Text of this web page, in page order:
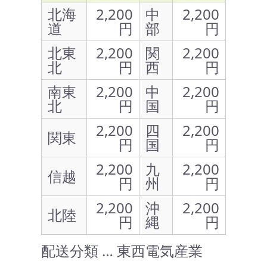
北海
道
2,200
円
中
部
2,200
円
北東
北
2,200
円
関
西
2,200
円
南東
北
2,200
円
中
国
2,200
円
関東
2,200
円
四
国
2,200
円
信越
2,200
円
九
州
2,200
円
北陸
2,200
円
沖
縄
2,200
円
配送分類 … 東西電気産業